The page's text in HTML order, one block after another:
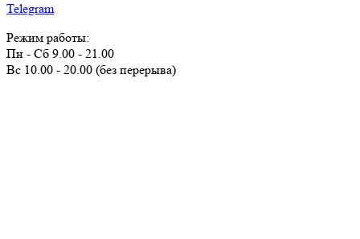
Telegram
Режим работы:
Пн - Сб 9.00 - 21.00
Вс 10.00 - 20.00 (без перерыва)